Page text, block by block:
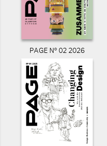
PAGE N° 02 2026